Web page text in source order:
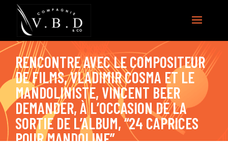
RENCONTRE AVEC LE COMPOSITEUR
DE FILMS, VLADIMIR COSMA ET LE
MANDOLINISTE, VINCENT BEER
DEMANDER, À L’OCCASION DE LA
SORTIE DE L’ALBUM, “24 CAPRICES
POUR MANDOLINE”